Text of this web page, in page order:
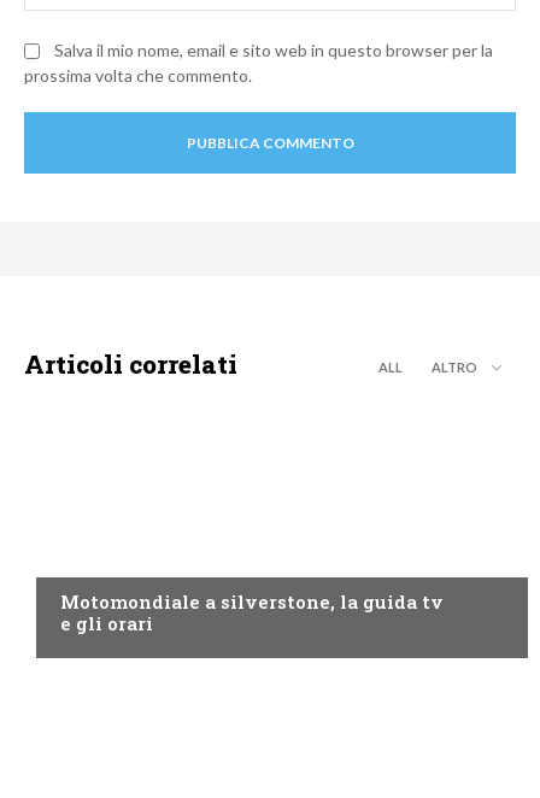
Salva il mio nome, email e sito web in questo browser per la
prossima volta che commento.
Articoli correlati ALL ALTRO
Motomondiale a silverstone, la guida tv
e gli orari